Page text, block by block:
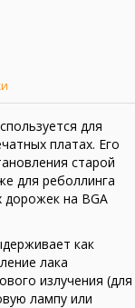
для
платах. Его
старой
для реболлинга
дорожек на BGA
как
лака
излучения (для
лампу или